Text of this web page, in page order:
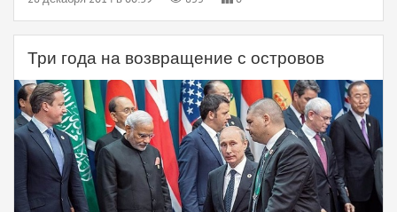
Три года на возвращение с островов